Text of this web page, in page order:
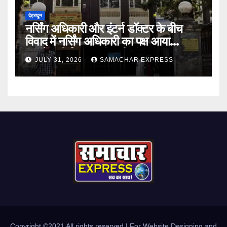
देहरादून
नर्सिंग अधिकारी और इंटर्न डॉक्टर के बीच
विवाद में नर्सिंग अधिकारी का पक्ष आया
सामने,करी निष्पक्ष जांच की मांग
JULY 31, 2026 SAMACHAR EXPRESS